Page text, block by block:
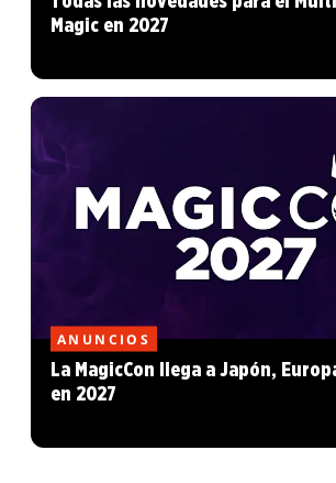
Magic en 2027
ANUNCIOS
La MagicCon llega a Japón,
en 2027